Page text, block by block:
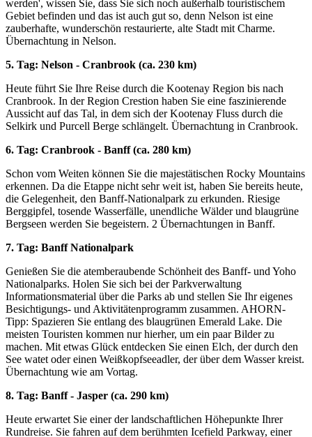
werden', wissen Sie, dass Sie sich noch außerhalb touristischem
Gebiet befinden und das ist auch gut so, denn Nelson ist eine
zauberhafte, wunderschön restaurierte, alte Stadt mit Charme.
Übernachtung in Nelson.
5. Tag: Nelson - Cranbrook (ca. 230 km)
Heute führt Sie Ihre Reise durch die Kootenay Region bis nach
Cranbrook. In der Region Crestion haben Sie eine faszinierende
Aussicht auf das Tal, in dem sich der Kootenay Fluss durch die
Selkirk und Purcell Berge schlängelt. Übernachtung in Cranbrook.
6. Tag: Cranbrook - Banff (ca. 280 km)
Schon vom Weiten können Sie die majestätischen Rocky Mountains
erkennen. Da die Etappe nicht sehr weit ist, haben Sie bereits heute,
die Gelegenheit, den Banff-Nationalpark zu erkunden. Riesige
Berggipfel, tosende Wasserfälle, unendliche Wälder und blaugrüne
Bergseen werden Sie begeistern. 2 Übernachtungen in Banff.
7. Tag: Banff Nationalpark
Genießen Sie die atemberaubende Schönheit des Banff- und Yoho
Nationalparks. Holen Sie sich bei der Parkverwaltung
Informationsmaterial über die Parks ab und stellen Sie Ihr eigenes
Besichtigungs- und Aktivitätenprogramm zusammen. AHORN-
Tipp: Spazieren Sie entlang des blaugrünen Emerald Lake. Die
meisten Touristen kommen nur hierher, um ein paar Bilder zu
machen. Mit etwas Glück entdecken Sie einen Elch, der durch den
See watet oder einen Weißkopfseeadler, der über dem Wasser kreist.
Übernachtung wie am Vortag.
8. Tag: Banff - Jasper (ca. 290 km)
Heute erwartet Sie einer der landschaftlichen Höhepunkte Ihrer
Rundreise. Sie fahren auf dem berühmten Icefield Parkway, einer